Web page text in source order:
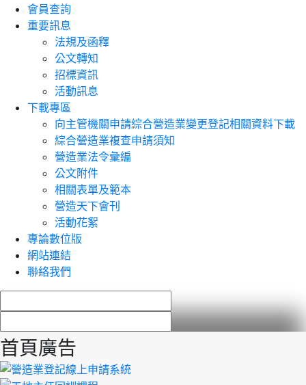
會員查詢
重要訊息
法規及函釋
公文轉知
招標資訊
活動訊息
下載專區
向主管機關申請綜合營造業變更登記相關資料下載
綜合營造業複查申請須知
營造業法令彙編
公文附件
相關表單及範本
營造天下會刊
活動花絮
專論數位版
網站連結
聯絡我們
首頁廣告